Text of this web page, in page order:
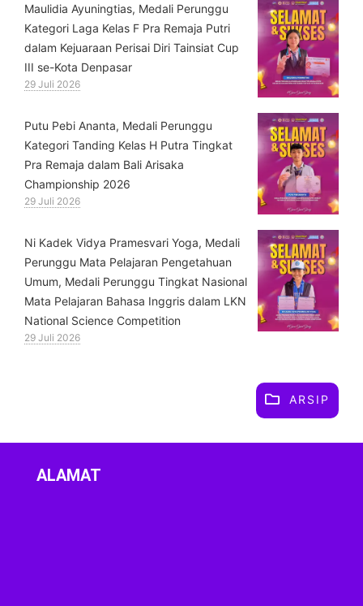
⁠Maulidia Ayuningtias, Medali Perunggu
Kategori Laga Kelas F Pra Remaja Putri
dalam Kejuaraan Perisai Diri Tainsiat Cup
III se-Kota Denpasar
29 Juli 2026
Putu Pebi Ananta, Medali Perunggu
Kategori Tanding Kelas H Putra Tingkat
Pra Remaja dalam Bali Arisaka
Championship 2026
29 Juli 2026
⁠Ni Kadek Vidya Pramesvari Yoga, Medali
Perunggu Mata Pelajaran Pengetahuan
Umum, Medali Perunggu Tingkat Nasional
Mata Pelajaran Bahasa Inggris dalam LKN
National Science Competition
29 Juli 2026
ARSIP
ALAMAT